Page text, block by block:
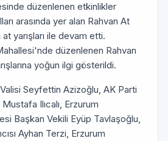
düzenlenen etkinlikler
arasında yer alan Rahvan At
at yarışları ile devam etti.
düzenlenen Rahvan
yoğun ilgi gösterildi.
Seyfettin Azizoğlu, AK Parti
Ilıcalı, Erzurum
Başkan Vekili Eyüp Tavlaşoğlu,
Ayhan Terzi, Erzurum